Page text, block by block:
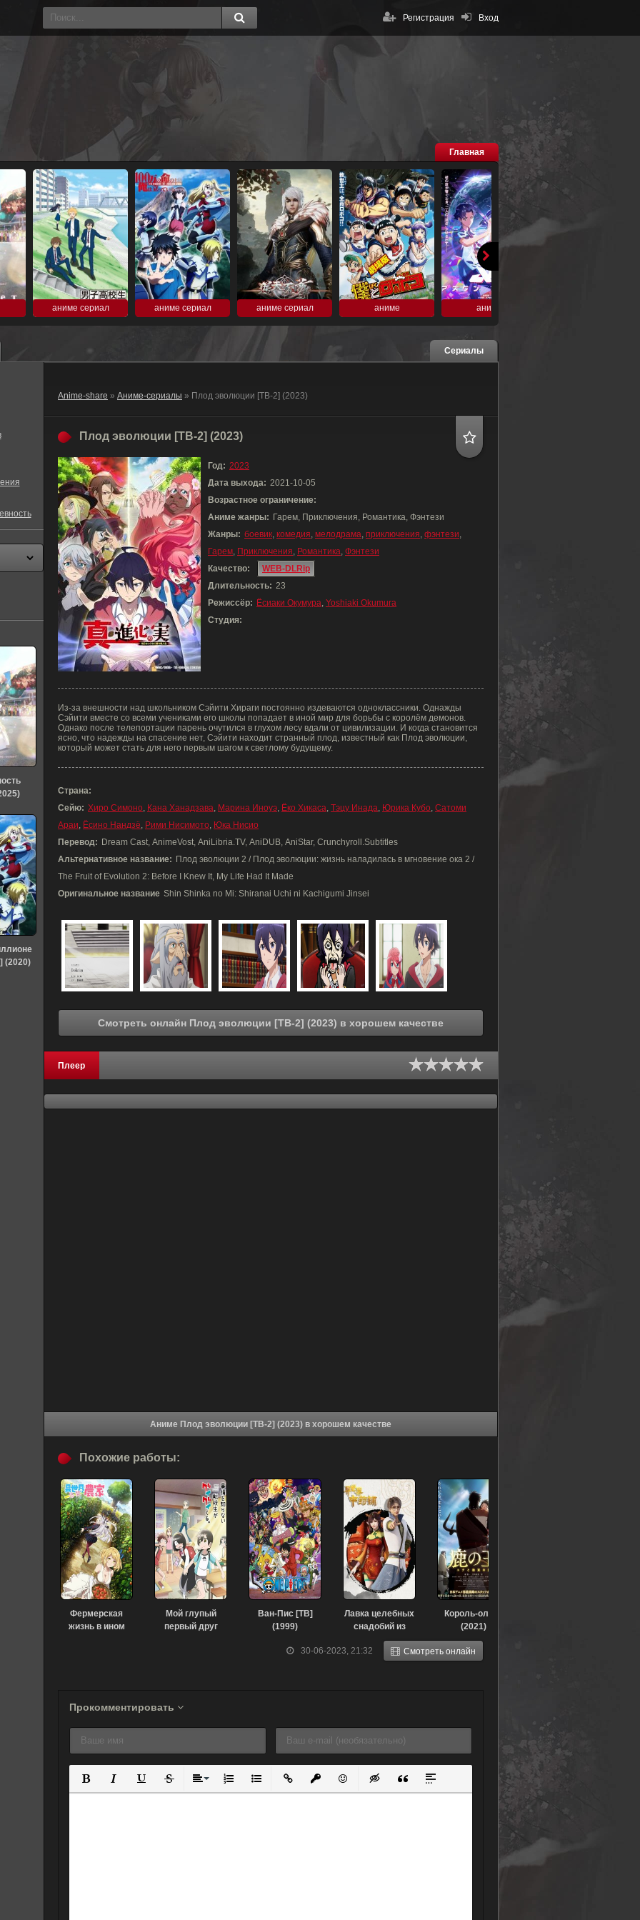
Вход
Регистрация
Главная
аниме сериал аниме сериал аниме сериал аниме аниме
Сериалы
Anime-share » Аниме-сериалы » Плод эволюции [ТВ-2] (2023)
Плод эволюции [ТВ-2] (2023)
Год: 2023
Дата выхода: 2021-10-05
Возрастное ограничение:
Аниме жанры: Гарем, Приключения, Романтика, Фэнтези
Жанры: боевик, комедия, мелодрама, приключения, фэнтези,
Гарем, Приключения, Романтика, Фэнтези
Качество:
WEB-DLRip
Длительность: 23
Режиссёр: Ёсиаки Окумура, Yoshiaki Okumura
Студия:
Из-за внешности над школьником Сэйити Хираги постоянно издеваются одноклассники. Однажды
Сэйити вместе со всеми учениками его школы попадает в иной мир для борьбы с королём демонов.
Однако после телепортации парень очутился в глухом лесу вдали от цивилизации. И когда становится
ясно, что надежды на спасение нет, Сэйити находит странный плод, известный как Плод эволюции,
который может стать для него первым шагом к светлому будущему.
Страна:
Сейю: Хиро Симоно, Кана Ханадзава, Марина Иноуэ, Ёко Хикаса, Тэцу Инада, Юрика Кубо, Сатоми
Араи, Ёсино Нандзё, Рими Нисимото, Юка Нисио
Перевод: Dream Cast, AnimeVost, AniLibria.TV, AniDUB, AniStar, Crunchyroll.Subtitles
Альтернативное название: Плод эволюции 2 / Плод эволюции: жизнь наладилась в мгновение ока 2 /
The Fruit of Evolution 2: Before I Knew It, My Life Had It Made
Оригинальное название Shin Shinka no Mi: Shiranai Uchi ni Kachigumi Jinsei
Смотреть онлайн Плод эволюции [ТВ-2] (2023) в хорошем качестве
Плеер
Аниме Плод эволюции [ТВ-2] (2023) в хорошем качестве
30-06-2023, 21:32 Смотреть онлайн
Похожие работы:
Фермерская
жизнь в ином
Мой глупый
первый друг
Ван-Пис [ТВ]
(1999)
Лавка целебных
снадобий из
другого мира
(2020)
Король-олень
(2021)
Прокомментировать
Полужирный
КурсивПодчеркнутый
ЗачеркнутыйВыравнивание
Нумерованный список
Маркированный список
Вставить ссылку
Вставить защищенную ссылку
Вставить смайлик
Вставка скрытого текста
Вставка цитаты
Вставка спойлера
(2020)